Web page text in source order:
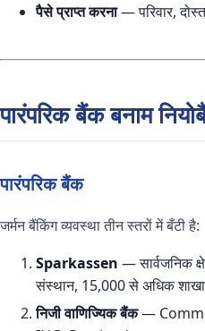
पैसे प्राप्त करना— परिवार,
पारंपरिक बैंक बनाम
पारंपरिक बैंक
जर्मन बैंकिंग व्यवस्था तीन स्तरों में बँटी है:
Sparkassen — सार्वजनिक
संस्थान, 15,000 से अधिक
निजी वाणिज्यिक बैंक—